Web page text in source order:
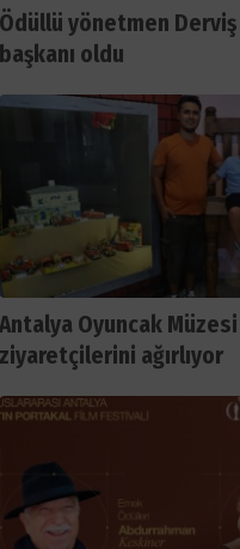
Ödüllü yönetmen
başkanı oldu
Antalya Oyuncak Müzesi
ziyaretçilerini ağırlıyor